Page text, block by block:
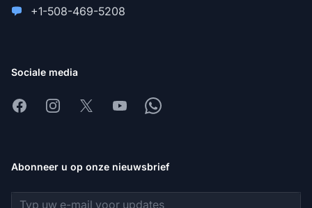
+1-508-469-5208
Sociale media
FacebookInstagram
X YoutubeWhatsapp
Abonneer u op onze nieuwsbrief
E-mailadres